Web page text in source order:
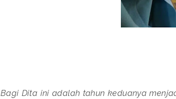
Bagi Dita ini adalah tahun keduanya